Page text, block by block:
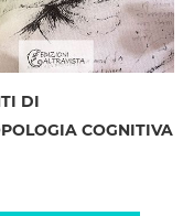
DI
COGNITIVA